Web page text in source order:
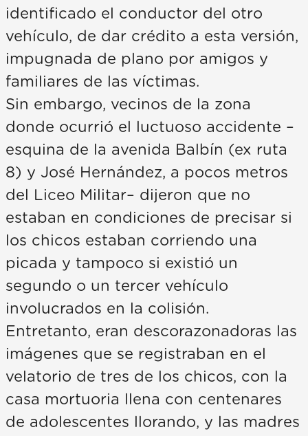
identificado el conductor del otro
vehículo, de dar crédito a esta versión,
impugnada de plano por amigos y
familiares de las víctimas.
Sin embargo, vecinos de la zona
donde ocurrió el luctuoso accidente –
esquina de la avenida Balbín (ex ruta
8) y José Hernández, a pocos metros
del Liceo Militar– dijeron que no
estaban en condiciones de precisar si
los chicos estaban corriendo una
picada y tampoco si existió un
segundo o un tercer vehículo
involucrados en la colisión.
Entretanto, eran descorazonadoras las
imágenes que se registraban en el
velatorio de tres de los chicos, con la
casa mortuoria llena con centenares
de adolescentes llorando, y las madres